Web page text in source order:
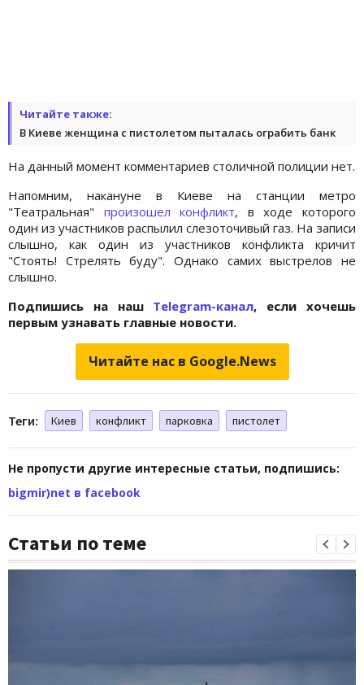
Читайте также:
В Киеве женщина с пистолетом пыталась ограбить банк
На данный момент комментариев столичной полиции нет.
Напомним, накануне в Киеве на станции метро
"Театральная" произошел конфликт, в ходе которого
один из участников распылил слезоточивый газ. На записи
слышно, как один из участников конфликта кричит
"Стоять! Стрелять буду". Однако самих выстрелов не
слышно.
Подпишись на наш Telegram-канал, если хочешь
первым узнавать главные новости.
Читайте нас в Google.News
Теги: Киев конфликт парковка пистолет
Не пропусти другие интересные статьи, подпишись:
bigmir)net в facebook
Статьи по теме